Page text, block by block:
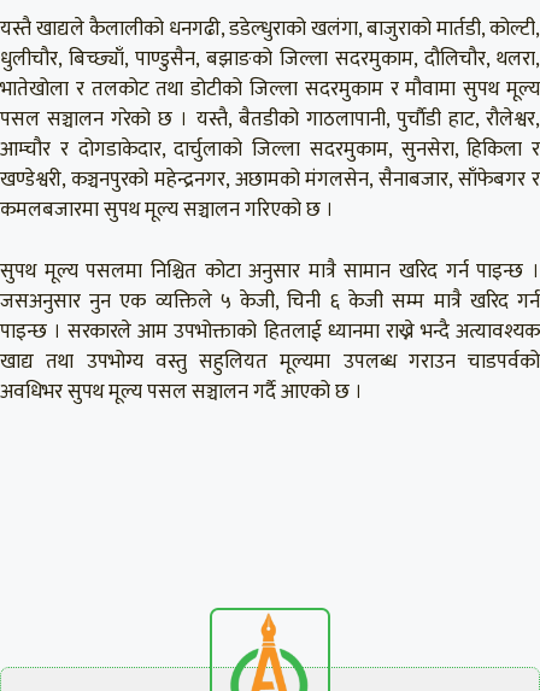
यस्तै खाद्यले कैलालीको धनगढी, डडेल्धुराको खलंगा, बाजुराको मार्तडी, कोल्टी,
धुलीचौर, बिच्छ्याँ, पाण्डुसैन, बझाङको जिल्ला सदरमुकाम, दौलिचौर, थलरा,
भातेखोला र तलकोट तथा डोटीको जिल्ला सदरमुकाम र मौवामा सुपथ मूल्य
पसल सञ्चालन गरेको छ । यस्तै, बैतडीको गाठलापानी, पुर्चाैडी हाट, रौलेश्वर,
आम्चौर र दोगडाकेदार, दार्चुलाको जिल्ला सदरमुकाम, सुनसेरा, हिकिला र
खण्डेश्वरी, कञ्चनपुरको महेन्द्रनगर, अछामको मंगलसेन, सैनाबजार, साँफेबगर र
कमलबजारमा सुपथ मूल्य सञ्चालन गरिएको छ ।
सुपथ मूल्य पसलमा निश्चित कोटा अनुसार मात्रै सामान खरिद गर्न पाइन्छ ।
जसअनुसार नुन एक व्यक्तिले ५ केजी, चिनी ६ केजी सम्म मात्रै खरिद गर्न
पाइन्छ । सरकारले आम उपभोक्ताको हितलाई ध्यानमा राख्ने भन्दै अत्यावश्यक
खाद्य तथा उपभोग्य वस्तु सहुलियत मूल्यमा उपलब्ध गराउन चाडपर्वको
अवधिभर सुपथ मूल्य पसल सञ्चालन गर्दै आएको छ ।